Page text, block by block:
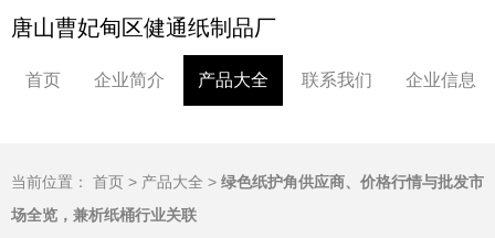
唐山曹妃甸区健通纸制品厂
首页 企业简介 产品大全 联系我们 企业信息
当前位置： 首页 > 产品大全 > 绿色纸护角供应商、价格行情与批发市
场全览，兼析纸桶行业关联